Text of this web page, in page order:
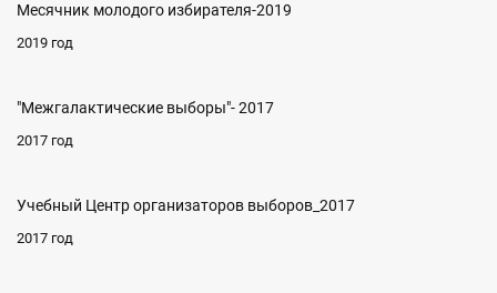
Месячник молодого избирателя-2019
2019 год
"Межгалактические выборы"- 2017
2017 год
Учебный Центр организаторов выборов_2017
2017 год